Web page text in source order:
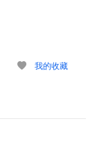
我的收藏